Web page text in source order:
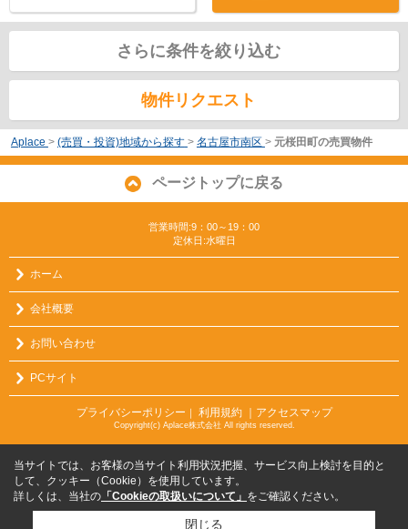
さらに条件を絞り込む
物件リクエスト
Aplace > (売買・投資)地域から探す > 名古屋市南区 > 元桜田町の売買物件
ページトップに戻る
営業時間:9：00～19：00
定休日:水曜日
ホーム
会社概要
お問い合わせ
PCサイト
プライバシーポリシー ｜ 利用規約 ｜アクセスマップ
Copyright(c) Aplace株式会社 All rights reserved.
当サイトでは、お客様の当サイト利用状況把握、サービス向上検討を目的と
して、クッキー（Cookie）を使用しています。
詳しくは、当社の 「Cookieの取扱いについて」 をご確認ください。
閉じる